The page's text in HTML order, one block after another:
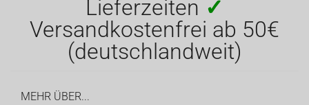
Lieferzeiten ✓
Versandkostenfrei ab 50€
(deutschlandweit)
MEHR ÜBER...